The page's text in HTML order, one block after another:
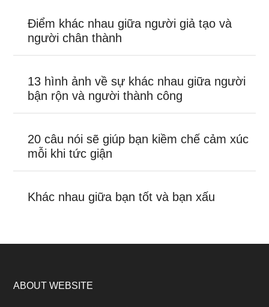
Điểm khác nhau giữa người giả tạo và
người chân thành
13 hình ảnh về sự khác nhau giữa người
bận rộn và người thành công
20 câu nói sẽ giúp bạn kiềm chế cảm xúc
mỗi khi tức giận
Khác nhau giữa bạn tốt và bạn xấu
ABOUT WEBSITE